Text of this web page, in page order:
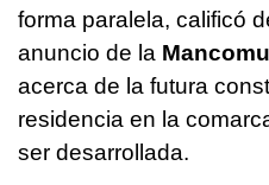
forma paralela, calificó
anuncio de la
acerca de la futura
residencia en la
ser desarrollada.